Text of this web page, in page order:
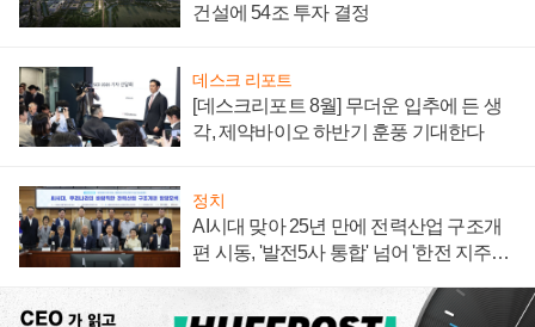
건설에 54조 투자 결정
데스크 리포트
[데스크리포트 8월] 무더운 입추에 든 생
각, 제약바이오 하반기 훈풍 기대한다
정치
AI시대 맞아 25년 만에 전력산업 구조개
편 시동, '발전5사 통합' 넘어 '한전 지주사'